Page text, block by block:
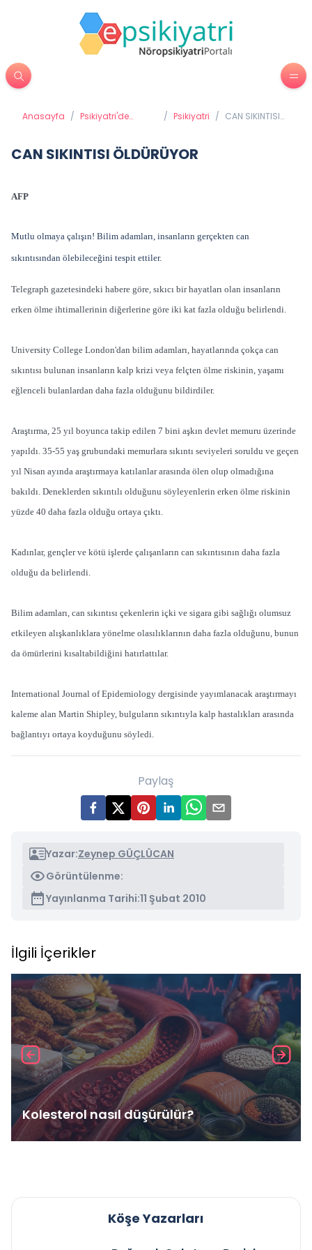
Anasayfa / Psikiyatri'de
/ Psikiyatri / CAN SIKINTISI
CAN SIKINTISI ÖLDÜRÜYOR
AFP
Mutlu olmaya çalışın! Bilim adamları, insanların gerçekten can
sıkıntısından ölebileceğini tespit ettiler.
Telegraph gazetesindeki habere göre, sıkıcı bir hayatları olan insanların
erken ölme ihtimallerinin diğerlerine göre iki kat fazla olduğu belirlendi.
University College London'dan bilim adamları, hayatlarında çokça can
sıkıntısı bulunan insanların kalp krizi veya felçten ölme riskinin, yaşamı
eğlenceli bulanlardan daha fazla olduğunu bildirdiler.
Araştırma, 25 yıl boyunca takip edilen 7 bini aşkın devlet memuru üzerinde
yapıldı. 35-55 yaş grubundaki memurlara sıkıntı seviyeleri soruldu ve geçen
yıl Nisan ayında araştırmaya katılanlar arasında ölen olup olmadığına
bakıldı. Deneklerden sıkıntılı olduğunu söyleyenlerin erken ölme riskinin
yüzde 40 daha fazla olduğu ortaya çıktı.
Kadınlar, gençler ve kötü işlerde çalışanların can sıkıntısının daha fazla
olduğu da belirlendi.
Bilim adamları, can sıkıntısı çekenlerin içki ve sigara gibi sağlığı olumsuz
etkileyen alışkanlıklara yönelme olasılıklarının daha fazla olduğunu, bunun
da ömürlerini kısaltabildiğini hatırlattılar.
International Journal of Epidemiology dergisinde yayımlanacak araştırmayı
kaleme alan Martin Shipley, bulguların sıkıntıyla kalp hastalıkları arasında
bağlantıyı ortaya koyduğunu söyledi.
Paylaş
Yazar:Zeynep GÜÇLÜCAN
Görüntülenme:
Yayınlanma Tarihi:11 Şubat 2010
İlgili İçerikler
Kolesterol nasıl düşürülür?
Köşe Yazarları